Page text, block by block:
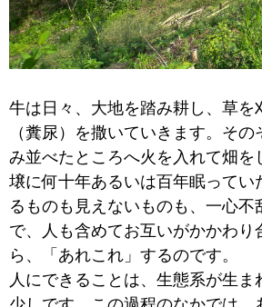
牛は日々、大地を踏み耕し、草
（糞尿）を撒いていきます。そ
み並べたところへ火を入れて畑
壌に何十年あるいは百年眠って
るものも見えないものも、一心
で、人も含めてお互いがかかわ
ら、「あれこれ」するのです。
人にできることは、生態系が生